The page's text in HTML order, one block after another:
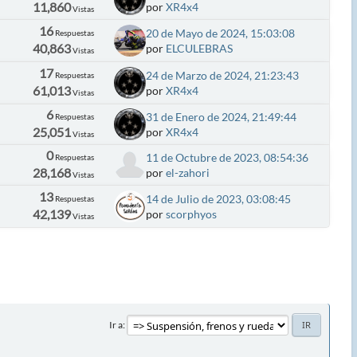
11,860Vistas
porXR4x4
16Respuestas
40,863Vistas
20 de Mayo de 2024, 15:03:08
por ELCULEBRAS
17Respuestas
61,013Vistas
24 de Marzo de 2024, 21:23:43
porXR4x4
6Respuestas
25,051Vistas
31 de Enero de 2024, 21:49:44
porXR4x4
0Respuestas
28,168Vistas
11 de Octubre de 2023, 08:54:36
porel-zahori
13Respuestas
42,139Vistas
14 de Julio de 2023, 03:08:45
porscorphyos
Ir a